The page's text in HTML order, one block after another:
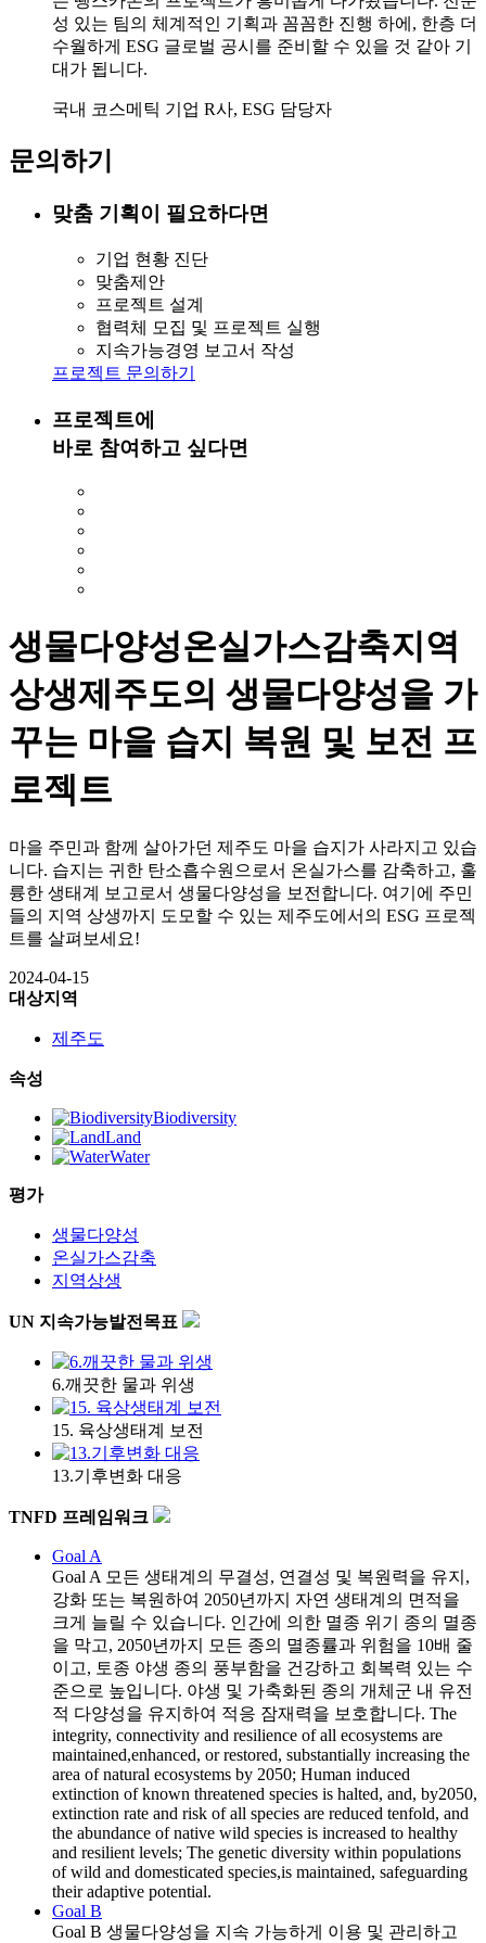
성 있는 팀의 체계적인 기획과 꼼꼼한 진행 하에, 한층 더
수월하게 ESG 글로벌 공시를 준비할 수 있을 것 같아 기
대가 됩니다.
국내 코스메틱 기업 R사, ESG 담당자
문의하기
맞춤 기획이 필요하다면
기업 현황 진단
맞춤제안
프로젝트 설계
협력체 모집 및 프로젝트 실행
지속가능경영 보고서 작성
프로젝트 문의하기
프로젝트에
바로 참여하고 싶다면
생물다양성온실가스감축지역
상생제주도의 생물다양성을 가
꾸는 마을 습지 복원 및 보전 프
로젝트
마을 주민과 함께 살아가던 제주도 마을 습지가 사라지고 있습
니다. 습지는 귀한 탄소흡수원으로서 온실가스를 감축하고, 훌
륭한 생태계 보고로서 생물다양성을 보전합니다. 여기에 주민
들의 지역 상생까지 도모할 수 있는 제주도에서의 ESG 프로젝
트를 살펴보세요!
2024-04-15
대상지역
제주도
속성
Biodiversity
Land
Water
평가
생물다양성
온실가스감축
지역상생
UN 지속가능발전목표
6.깨끗한 물과 위생
15. 육상생태계 보전
13.기후변화 대응
TNFD 프레임워크
Goal A
Goal A 모든 생태계의 무결성, 연결성 및 복원력을 유지,
강화 또는 복원하여 2050년까지 자연 생태계의 면적을
크게 늘릴 수 있습니다. 인간에 의한 멸종 위기 종의 멸종
을 막고, 2050년까지 모든 종의 멸종률과 위험을 10배 줄
이고, 토종 야생 종의 풍부함을 건강하고 회복력 있는 수
준으로 높입니다. 야생 및 가축화된 종의 개체군 내 유전
적 다양성을 유지하여 적응 잠재력을 보호합니다. The
integrity, connectivity and resilience of all ecosystems are
maintained,enhanced, or restored, substantially increasing the
area of natural ecosystems by 2050; Human induced
extinction of known threatened species is halted, and, by2050,
extinction rate and risk of all species are reduced tenfold, and
the abundance of native wild species is increased to healthy
and resilient levels; The genetic diversity within populations
of wild and domesticated species,is maintained, safeguarding
their adaptive potential.
Goal B
Goal B 생물다양성을 지속 가능하게 이용 및 관리하고